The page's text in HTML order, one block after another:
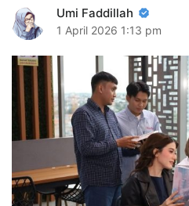
Umi Faddillah
1 April 2026 1:13 pm